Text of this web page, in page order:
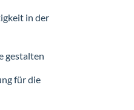
in der
gestalten
für die